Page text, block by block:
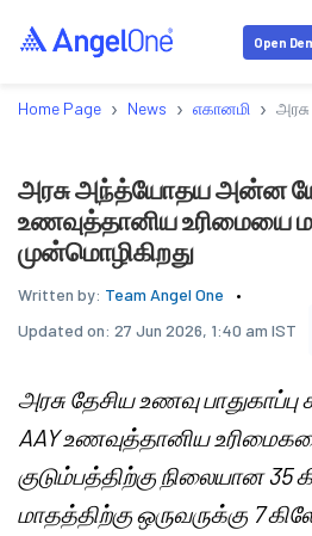
Open
Home Page › News › எகானமி ›
அரசு அந்த்யோதய அன்ன
உணவுத்தானிய உரிமையை
முன்மொழிகிறது
Written by: Team Angel One
Updated on: 27 Jun 2026, 1:40 am IST
அரசு தேசிய உணவு
AAY உணவுத்தானிய
குடும்பத்திற்கு நிலையான 35
மாதத்திற்கு ஒருவருக்கு 7